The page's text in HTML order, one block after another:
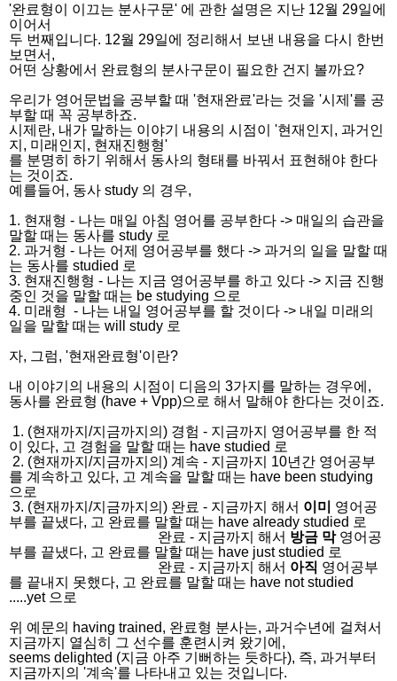
'완료형이 이끄는 분사구문' 에 관한 설명은 지난 12월 29일에
이어서
두 번째입니다. 12월 29일에 정리해서 보낸 내용을 다시 한번
보면서,
어떤 상황에서 완료형의 분사구문이 필요한 건지 볼까요?
우리가 영어문법을 공부할 때 '현재완료'라는 것을 '시제'를 공
부할 때 꼭 공부하죠.
시제란, 내가 말하는 이야기 내용의 시점이 '현재인지, 과거인
지, 미래인지, 현재진행형'
를 분명히 하기 위해서 동사의 형태를 바꿔서 표현해야 한다
는 것이죠.
예를들어, 동사 study 의 경우,
1. 현재형 - 나는 매일 아침 영어를 공부한다 -> 매일의 습관을
말할 때는 동사를 study 로
2. 과거형 - 나는 어제 영어공부를 했다 -> 과거의 일을 말할 때
는 동사를 studied 로
3. 현재진행형 - 나는 지금 영어공부를 하고 있다 -> 지금 진행
중인 것을 말할 때는 be studying 으로
4. 미래형 - 나는 내일 영어공부를 할 것이다 -> 내일 미래의
일을 말할 때는 will study 로
자, 그럼, '현재완료형'이란?
내 이야기의 내용의 시점이 디음의 3가지를 말하는 경우에,
동사를 완료형 (have + Vpp)으로 해서 말해야 한다는 것이죠.
1. (현재까지/지금까지의) 경험 - 지금까지 영어공부를 한 적
이 있다, 고 경험을 말할 때는 have studied 로
2. (현재까지/지금까지의) 계속 - 지금까지 10년간 영어공부
를 계속하고 있다, 고 계속을 말할 때는 have been studying
으로
3. (현재까지/지금까지의) 완료 - 지금까지 해서 이미 영어공
부를 끝냈다, 고 완료를 말할 때는 have already studied 로
완료 - 지금까지 해서 방금 막영어공
부를 끝냈다, 고 완료를 말할 때는 have just studied 로
완료 - 지금까지 해서 아직 영어공부
를 끝내지 못했다, 고 완료를 말할 때는 have not studied
.....yet 으로
위 예문의 having trained, 완료형 분사는, 과거수년에 걸쳐서
지금까지 열심히 그 선수를 훈련시켜 왔기에,
seems delighted (지금 아주 기뻐하는 듯하다), 즉, 과거부터
지금까지의 '계속'를 나타내고 있는 것입니다.